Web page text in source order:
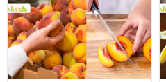
سے متعلق غلط فہمیوں کی
حقیقت کیا ہے اور افواہ
کیا؟